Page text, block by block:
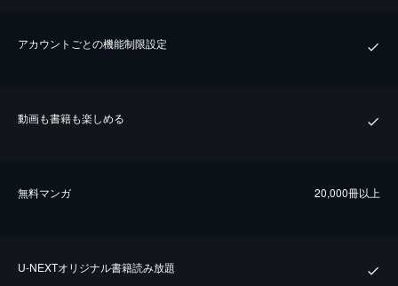
アカウントごとの機能制限設定
動画も書籍も楽しめる
無料マンガ 20,000冊以上
U-NEXTオリジナル書籍読み放題